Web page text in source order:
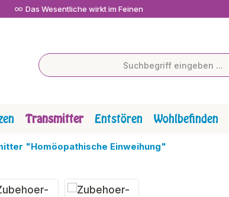
Das Wesentliche wirkt im Feinen
Transmitter Entstören Wohlbefinden
"Homöopathische Einweihung"